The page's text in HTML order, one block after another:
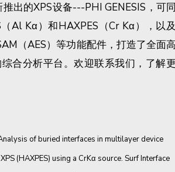
出的XPS设备---PHI GENESIS，可
Al Kα）和HAXPES（Cr Kα），以
（AES）等功能配件，打造了全面
合分析平台。欢迎联系我们，了解
of buried interfaces in multilayer device
(HAXPES) using a CrKα source. Surf Interface